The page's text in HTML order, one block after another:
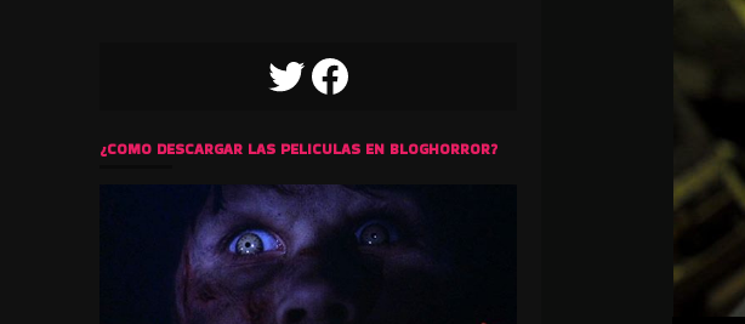
TWITTERFACEBOOK
¿COMO DESCARGAR LAS PELICULAS EN BLOGHORROR?